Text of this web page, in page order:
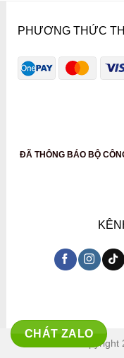
PHƯƠNG THỨC
ĐÃ THÔNG BÁO BỘ
CHÁT ZALO